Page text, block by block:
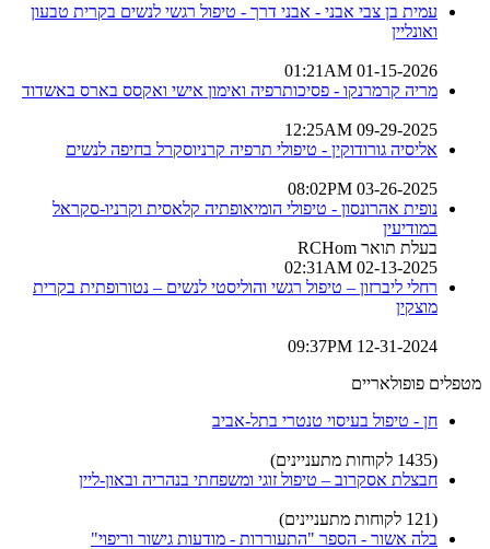
עמית בן צבי אבני - אבני דרך - טיפול רגשי לנשים בקרית טבעון
ואונליין
01-15-2026 01:21AM
מריה קרמרנקו - פסיכותרפיה ואימון אישי ואקסס בארס באשדוד
09-29-2025 12:25AM
אליסיה גורודוקין - טיפולי תרפיה קרניוסקרל בחיפה לנשים
03-26-2025 08:02PM
נופית אהרונסון - טיפולי הומיאופתיה קלאסית וקרניו-סקראל
במודיעין
בעלת תואר RCHom
02-13-2025 02:31AM
רחלי ליברזון – טיפול רגשי והוליסטי לנשים – נטורופתית בקרית
מוצקין
12-31-2024 09:37PM
מטפלים פופולאריים
חן - טיפול בעיסוי טנטרי בתל-אביב
(1435 לקוחות מתעניינים)
חבצלת אסקרוב – טיפול זוגי ומשפחתי בנהריה ובאון-ליין
(121 לקוחות מתעניינים)
בלה אשור - הספר "התעוררות - מודעות גישור וריפוי"